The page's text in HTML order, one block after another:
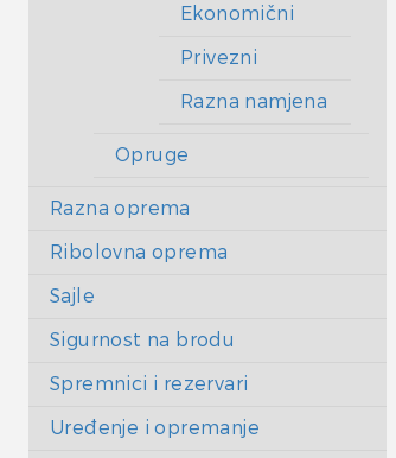
Ekonomični
Privezni
Razna namjena
Opruge
Razna oprema
Ribolovna oprema
Sajle
Sigurnost na brodu
Spremnici i rezervari
Uređenje i opremanje